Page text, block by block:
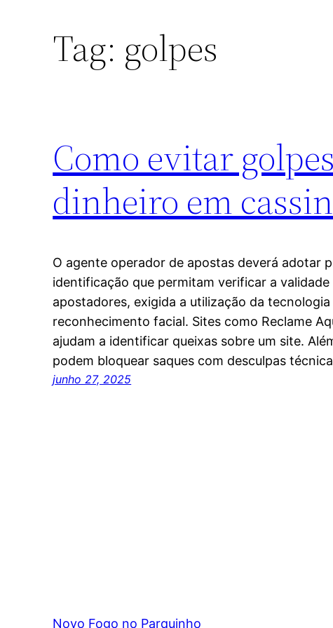
Tag: golpes
Como evitar
dinheiro em
O agente operador de apostas deverá adotar
identificação que permitam verificar a
apostadores, exigida a utilização da
reconhecimento facial. Sites como Reclame
ajudam a identificar queixas sobre um site.
podem bloquear saques com desculpas
junho 27, 2025
Novo Fogo no Parquinho